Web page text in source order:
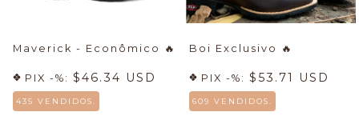
Maverick - Econômico 🔥
PIX -%: $46.34 USD
435 VENDIDOS.
Boi Exclusivo 🔥
PIX -%: $53.71 USD
609 VENDIDOS.